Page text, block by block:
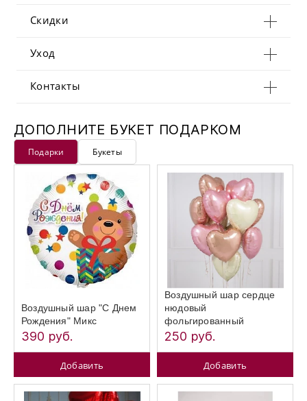
Скидки
Уход
Контакты
ДОПОЛНИТЕ БУКЕТ ПОДАРКОМ
Подарки Букеты
Воздушный шар "С Днем
Рождения" Микс
390 руб.
Добавить
Воздушный шар сердце
нюдовый
фольгированный
250 руб.
Добавить